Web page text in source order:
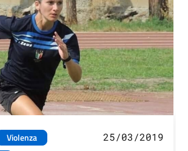
Violenza
25/03/2019